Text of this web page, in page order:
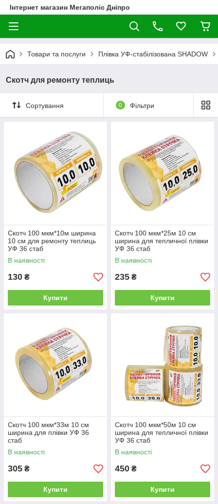
Інтернет магазин Мегаполіс Дніпро
Товари та послуги Плівка УФ-стабілізована SHADOW
Скотч для ремонту теплиць
Сортування 0 Фільтри
Скотч 100 мкм*10м ширина
10 см для ремонту теплиць
УФ 36 стаб
В наявності
130 ₴
Купити
Скотч 100 мкм*25м 10 см
ширина для тепличної плівки
УФ 36 стаб
В наявності
235 ₴
Купити
Скотч 100 мкм*33м 10 см
ширина для плівки УФ 36
стаб
В наявності
305 ₴
Купити
Скотч 100 мкм*50м 10 см
ширина для тепличної плівки
УФ 36 стаб
В наявності
450 ₴
Купити